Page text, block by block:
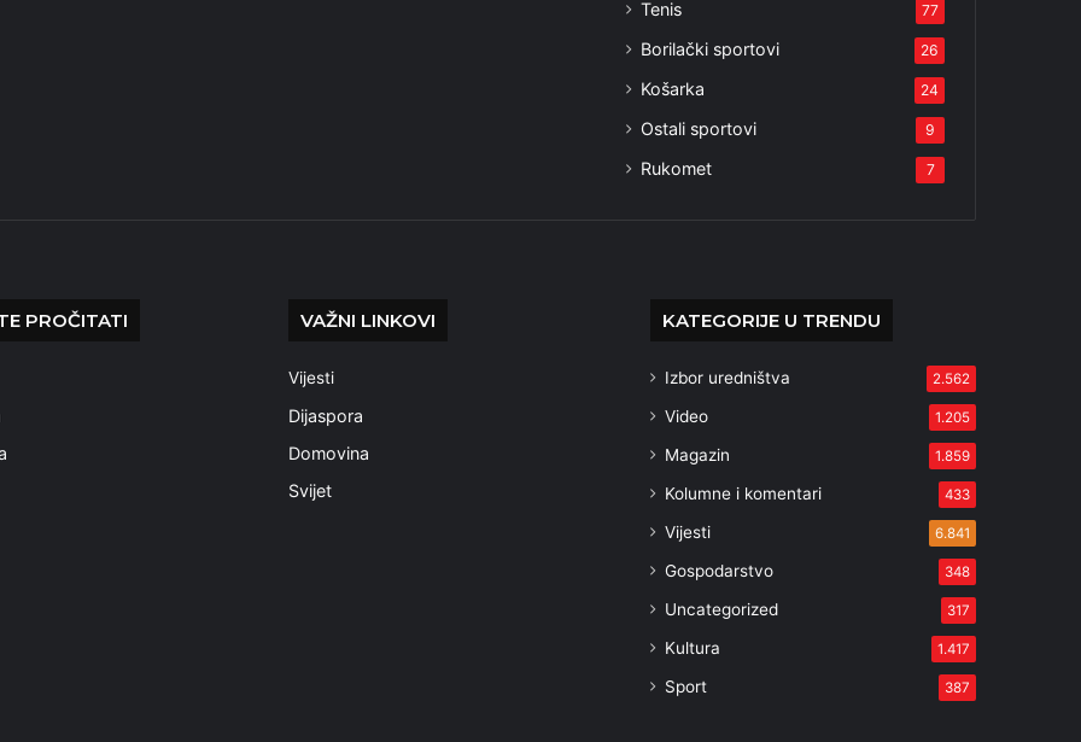
Tenis 77
Borilački sportovi 26
Košarka 24
Ostali sportovi 9
Rukomet 7
PROČITATI VAŽNI LINKOVI
Vijesti
Dijaspora
Domovina
Svijet
KATEGORIJE U TRENDU
Izbor uredništva 2.562
Video 1.205
Magazin 1.859
Kolumne i komentari 433
Vijesti 6.841
Gospodarstvo 348
Uncategorized 317
Kultura 1.417
Sport 387